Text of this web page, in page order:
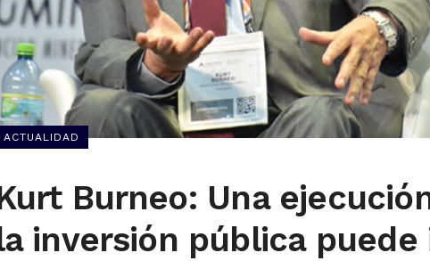
ACTUALIDAD
Burneo: Una
inversión pública